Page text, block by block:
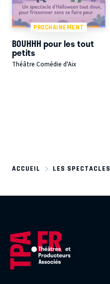
PROCHAINEMENT
BOUHHH pour les tout
petits
Théâtre Comédie d'Aix
ACCUEIL LES SPECTACLES